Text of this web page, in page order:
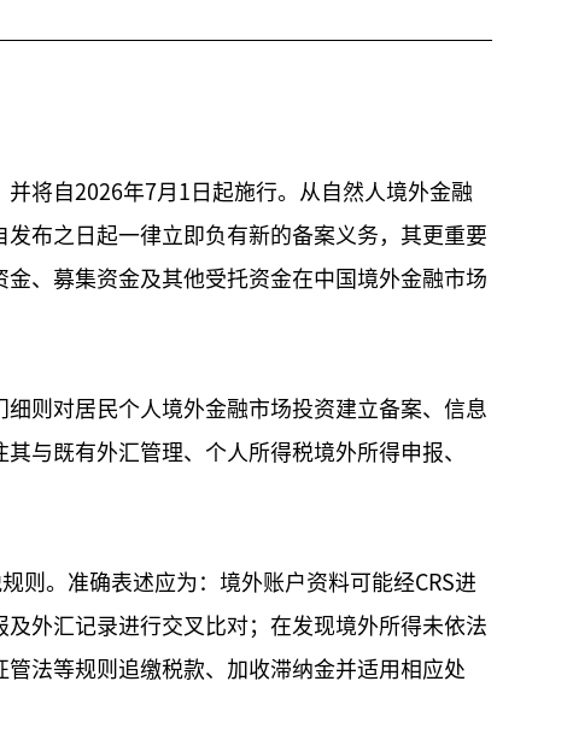
将自2026年7月1日起施行。从自然人境外金融
布之日起一律立即负有新的备案义务，其更重要
、募集资金及其他受托资金在中国境外金融市场
则对居民个人境外金融市场投资建立备案、信息
与既有外汇管理、个人所得税境外所得申报、
则。准确表述应为：境外账户资料可能经CRS进
外汇记录进行交叉比对；在发现境外所得未依法
法等规则追缴税款、加收滞纳金并适用相应处